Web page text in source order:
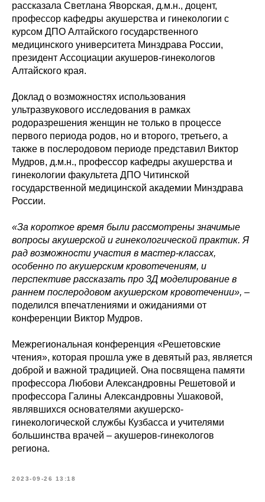
рассказала Светлана Яворская, д.м.н., доцент,
профессор кафедры акушерства и гинекологии с
курсом ДПО Алтайского государственного
медицинского университета Минздрава России,
президент Ассоциации акушеров-гинекологов
Алтайского края.
Доклад о возможностях использования
ультразвукового исследования в рамках
родоразрешения женщин не только в процессе
первого периода родов, но и второго, третьего, а
также в послеродовом периоде представил Виктор
Мудров, д.м.н., профессор кафедры акушерства и
гинекологии факультета ДПО Читинской
государственной медицинской академии Минздрава
России.
«За короткое время были рассмотрены значимые
вопросы акушерской и гинекологической практик. Я
рад возможности участия в мастер-классах,
особенно по акушерским кровотечениям, и
перспективе рассказать про 3Д моделирование в
раннем послеродовом акушерском кровотечении», –
поделился впечатлениями и ожиданиями от
конференции Виктор Мудров.
Межрегиональная конференция «Решетовские
чтения», которая прошла уже в девятый раз, является
доброй и важной традицией. Она посвящена памяти
профессора Любови Александровны Решетовой и
профессора Галины Александровны Ушаковой,
являвшихся основателями акушерско-
гинекологической службы Кузбасса и учителями
большинства врачей – акушеров-гинекологов
региона.
2023-09-26 13:18